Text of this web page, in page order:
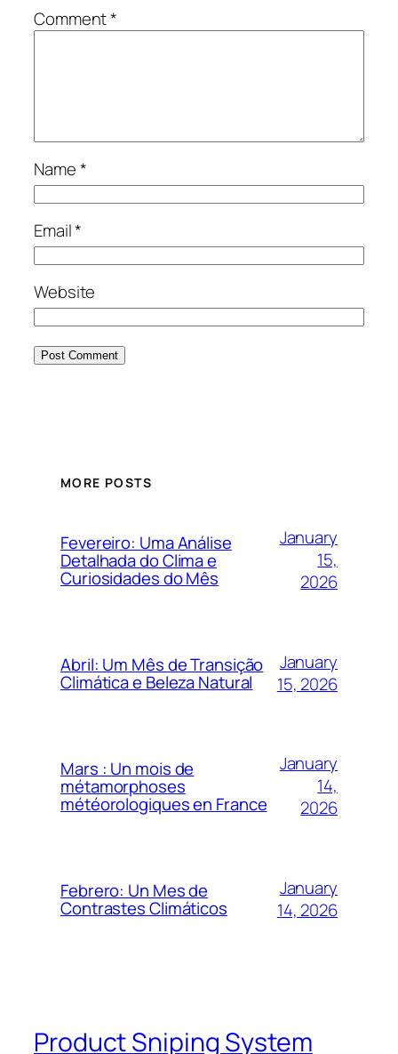
Comment*
Name*
Email*
Website
MORE POSTS
Fevereiro: Uma Análise
Detalhada do Clima e
Curiosidades do Mês
January
15,
2026
Abril: Um Mês de Transição
Climática e Beleza Natural
January
15, 2026
Mars : Un mois de
métamorphoses
météorologiques en France
January
14,
2026
Febrero: Un Mes de
Contrastes Climáticos
January
14, 2026
Product Sniping System